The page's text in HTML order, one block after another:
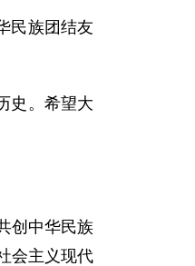
民族团结友
史。希望大
创中华民族
会主义现代